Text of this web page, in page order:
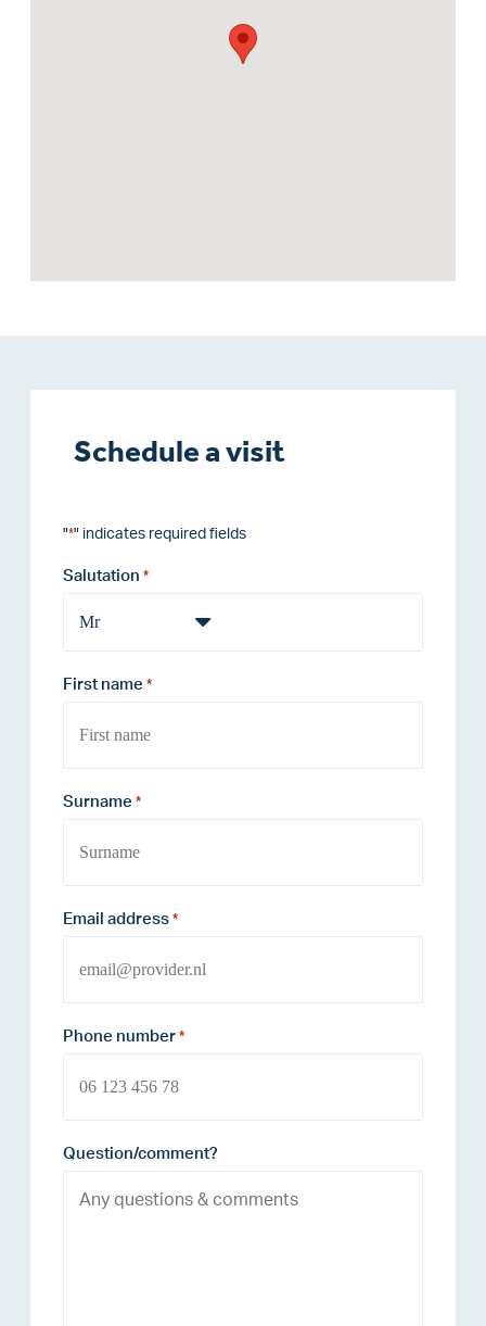
Schedule a visit
"*" indicates required fields
Salutation *
First name *
Surname *
Email address *
Phone number *
Question/comment?